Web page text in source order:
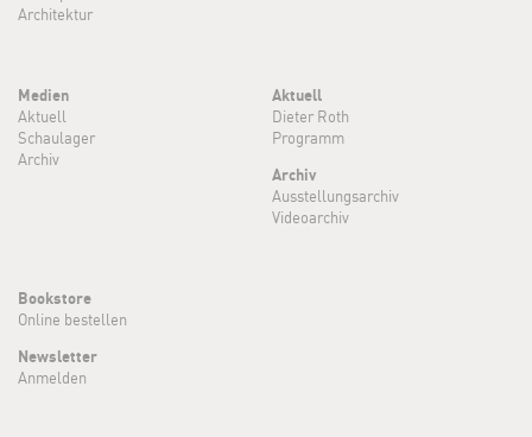
Architektur
Medien
Aktuell
Schaulager
Archiv
Aktuell
Dieter Roth
Programm
Archiv
Ausstellungsarchiv
Videoarchiv
Bookstore
Online bestellen
Newsletter
Anmelden